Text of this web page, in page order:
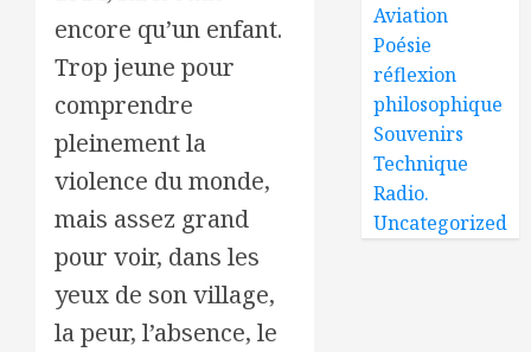
encore qu’un enfant.
Trop jeune pour
comprendre
pleinement la
violence du monde,
mais assez grand
pour voir, dans les
yeux de son village,
la peur, l’absence, le
Aviation
Poésie
réflexion
philosophique
Souvenirs
Technique
Radio.
Uncategorized